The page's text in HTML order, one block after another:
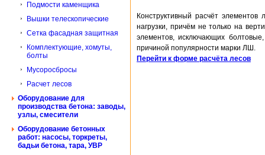
Подмости каменщика
Вышки телескопические
Сетка фасадная защитная
Комплектующие, хомуты,
болты
Мусоросбросы
Расчет лесов
Оборудование для
производства бетона: заводы,
узлы, смесители
Оборудование бетонных
работ: насосы, торкреты,
бадьи бетона, тара, УВР
Конструктивный расчёт
нагрузки, причём не только на
элементов, исключающих
причиной популярности марки ЛШ.
Перейти к форме расчёта лесов